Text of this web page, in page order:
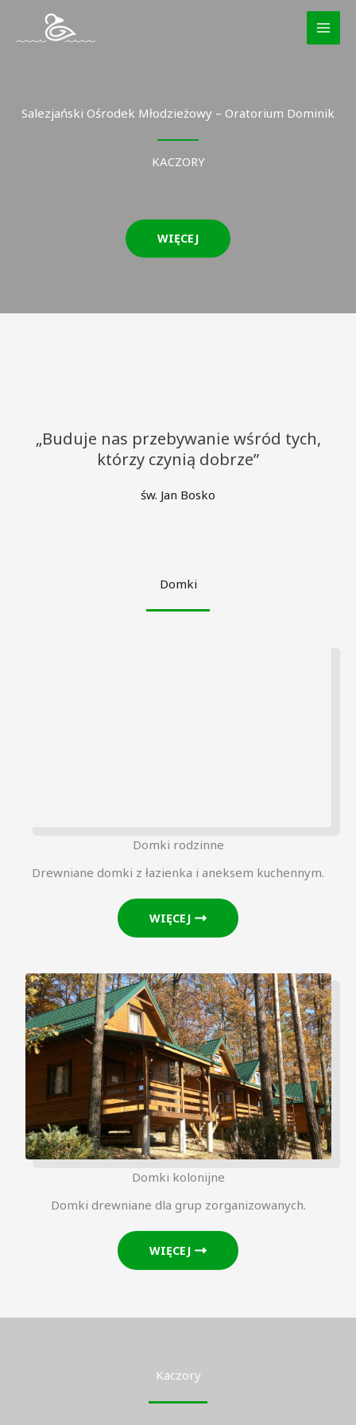
Salezjański Ośrodek Młodzieżowy – Oratorium Dominik
KACZORY
WIĘCEJ
„Buduje nas przebywanie wśród tych,
którzy czynią dobrze”
św. Jan Bosko
Domki
Domki rodzinne
Drewniane domki z łazienka i aneksem kuchennym.
WIĘCEJ
Domki kolonijne
Domki drewniane dla grup zorganizowanych.
WIĘCEJ
Kaczory